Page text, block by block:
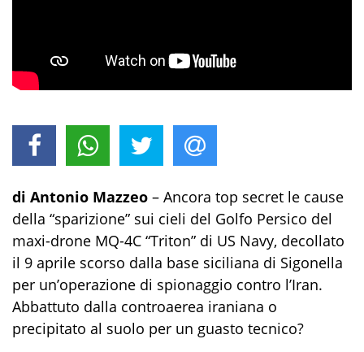
di Antonio Mazzeo – Ancora top secret le cause
della “sparizione” sui cieli del Golfo Persico del
maxi-drone MQ-4C “Triton” di US Navy, decollato
il 9 aprile scorso dalla base siciliana di Sigonella
per un’operazione di spionaggio contro l’Iran.
Abbattuto dalla controaerea iraniana o
precipitato al suolo per un guasto tecnico?